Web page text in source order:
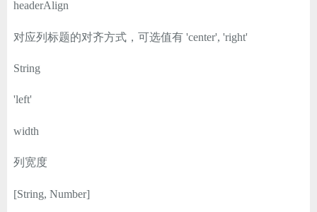
headerAlign
对应列标题的对齐方式，可选值有 'center', 'right'
String
'left'
width
列宽度
[String, Number]